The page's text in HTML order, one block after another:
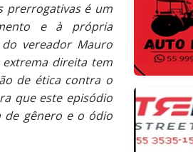
prerrogativas é um
e à própria
vereador Mauro
direita tem
de ética contra o
que este episódio
de gênero e o ódio